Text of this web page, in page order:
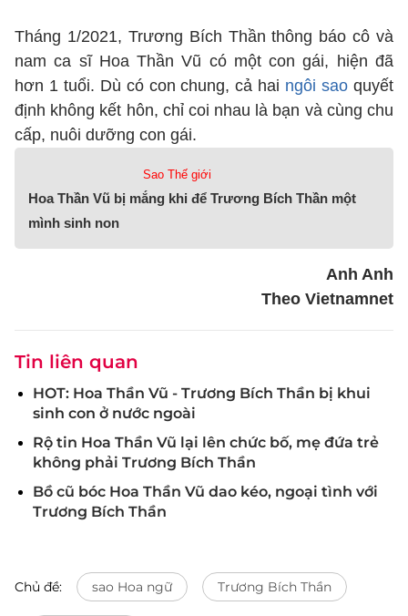
Tháng 1/2021, Trương Bích Thần thông báo cô và
nam ca sĩ Hoa Thần Vũ có một con gái, hiện đã
hơn 1 tuổi. Dù có con chung, cả hai ngôi sao quyết
định không kết hôn, chỉ coi nhau là bạn và cùng chu
cấp, nuôi dưỡng con gái.
Sao Thế giới
Hoa Thần Vũ bị mắng khi để Trương Bích Thần một
mình sinh non
Anh Anh
Theo Vietnamnet
Tin liên quan
HOT: Hoa Thần Vũ - Trương Bích Thần bị khui
sinh con ở nước ngoài
Rộ tin Hoa Thần Vũ lại lên chức bố, mẹ đứa trẻ
không phải Trương Bích Thần
Bồ cũ bóc Hoa Thần Vũ dao kéo, ngoại tình với
Trương Bích Thần
Chủ đề: sao Hoa ngữ Trương Bích Thần